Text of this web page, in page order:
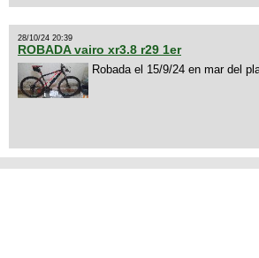
28/10/24 20:39
ROBADA vairo xr3.8 r29 1er
Robada el 15/9/24 en mar del